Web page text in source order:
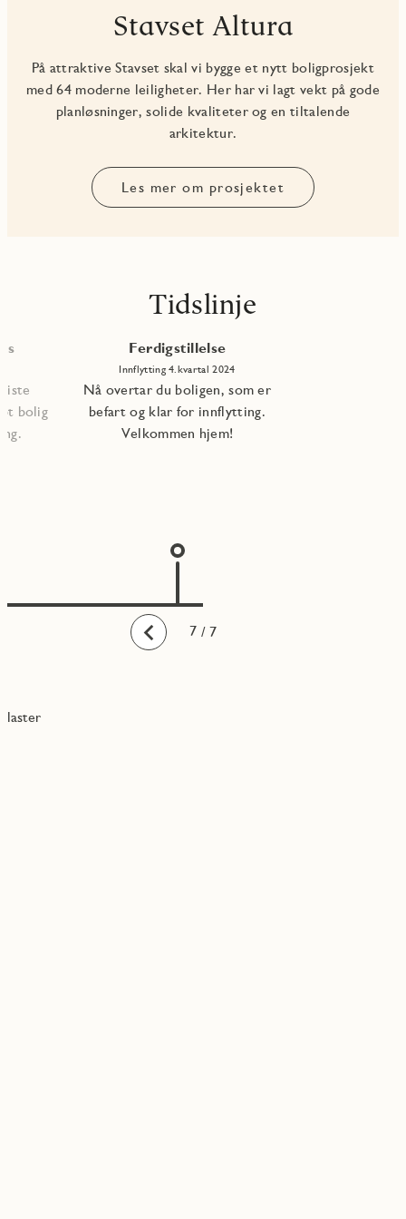
Stavset Altura
På attraktive Stavset skal vi bygge et nytt boligprosjekt
med 64 moderne leiligheter. Her har vi lagt vekt på gode
planløsninger, solide kvaliteter og en tiltalende
arkitektur.
Les mer om prosjektet
Tidslinje
Bakover
bolig
Ferdigstillelse
Innflytting 4.kvartal 2024
Nå overtar du boligen, som er
befart og klar for innflytting.
Velkommen hjem!
1
2
3
4
5
6
7 / 7
laster